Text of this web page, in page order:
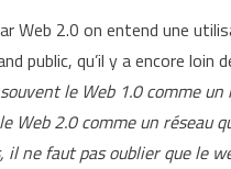
Web 2.0 on entend une
public, qu’il y a encore loin
le Web 1.0 comme un
Web 2.0 comme un réseau
il ne faut pas oublier que le